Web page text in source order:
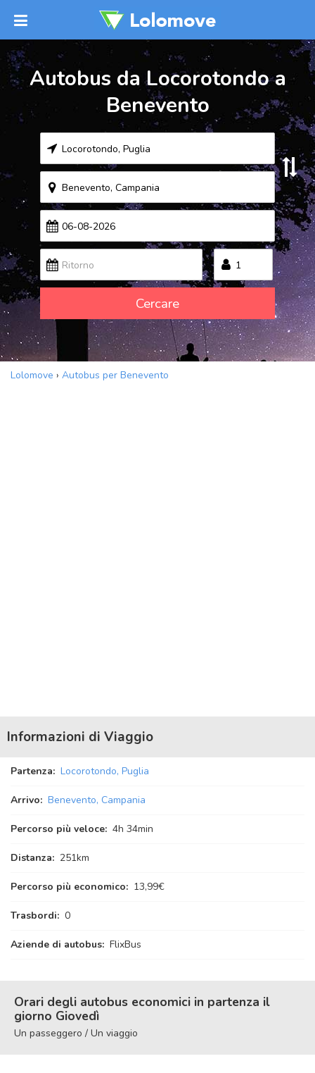
Autobus da Locorotondo a
Benevento
Cercare
Lolomove › Autobus per Benevento
Informazioni di Viaggio
Partenza: Locorotondo, Puglia
Arrivo: Benevento, Campania
Percorso più veloce: 4h 34min
Distanza: 251km
Percorso più economico: 13,99€
Trasbordi: 0
Aziende di autobus: FlixBus
Orari degli autobus economici in partenza il
giorno Giovedì
Un passeggero / Un viaggio